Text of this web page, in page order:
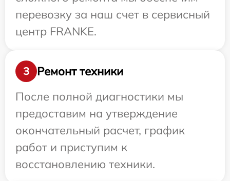
перевозку за наш счет в сервисный
центр FRANKE.
3
Ремонт техники
После полной диагностики мы
предоставим на утверждение
окончательный расчет, график
работ и приступим к
восстановлению техники.